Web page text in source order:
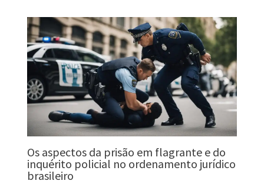
Os aspectos da prisão em flagrante e do
inquérito policial no ordenamento jurídico
brasileiro